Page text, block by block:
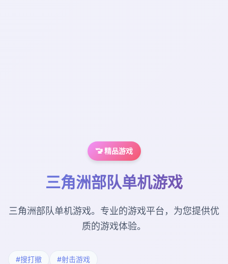
🚾 精品游戏
三角洲部队单机游戏
三角洲部队单机游戏。专业的游戏平台，为您提供优
质的游戏体验。
#搜打撤 #射击游戏